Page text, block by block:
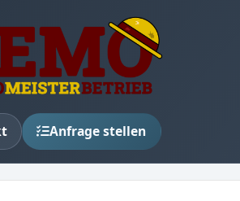
Anfrage stellen